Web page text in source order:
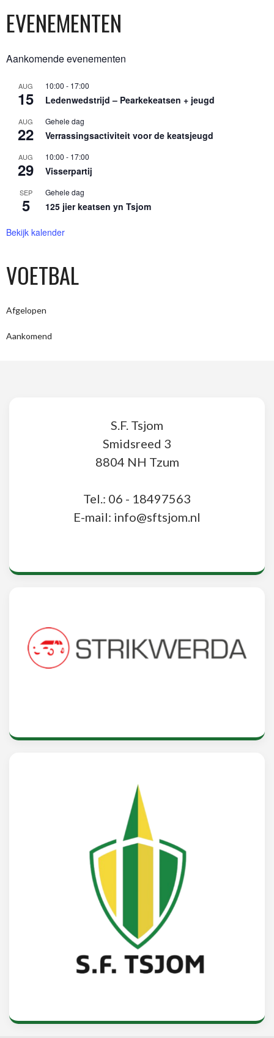
EVENEMENTEN
Aankomende evenementen
AUG
15
10:00 - 17:00
Ledenwedstrijd – Pearkekeatsen + jeugd
AUG
22
Gehele dag
Verrassingsactiviteit voor de keatsjeugd
AUG
29
10:00 - 17:00
Visserpartij
SEP
5
Gehele dag
125 jier keatsen yn Tsjom
Bekijk kalender
VOETBAL
Afgelopen
Aankomend
S.F. Tsjom
Smidsreed 3
8804 NH Tzum
Tel.: 06 - 18497563
E-mail: info@sftsjom.nl